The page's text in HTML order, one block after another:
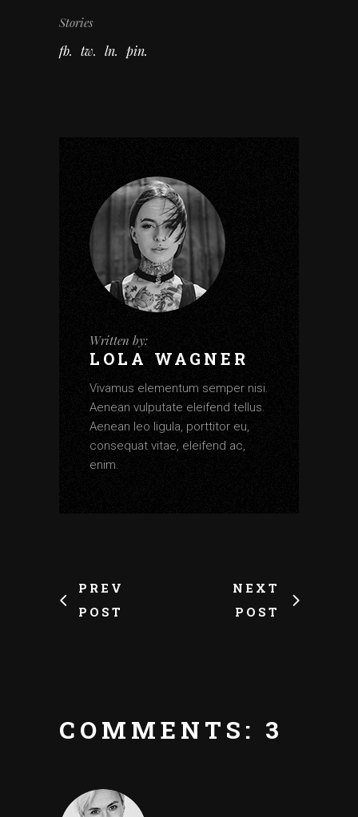
Stories
fb tw ln pin
Written by:
LOLA WAGNER
Vivamus elementum semper nisi.
Aenean vulputate eleifend tellus.
Aenean leo ligula, porttitor eu,
consequat vitae, eleifend ac,
enim.
PREV
POST
NEXT
POST
COMMENTS: 3